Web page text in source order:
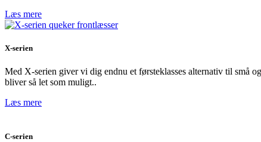
Læs mere
X-serien
Med X-serien giver vi dig endnu et førsteklasses alternativ til små
bliver så let som muligt..
Læs mere
C-serien